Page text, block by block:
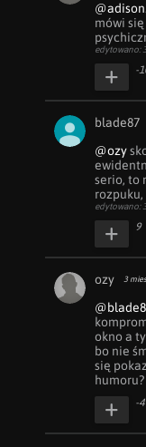
mówi
edytowano:
-
blade87
@ozy
serio, to
rozpuku,
edytowano:
9
ozy 3
okno a
bo nie
się
humoru?
-4